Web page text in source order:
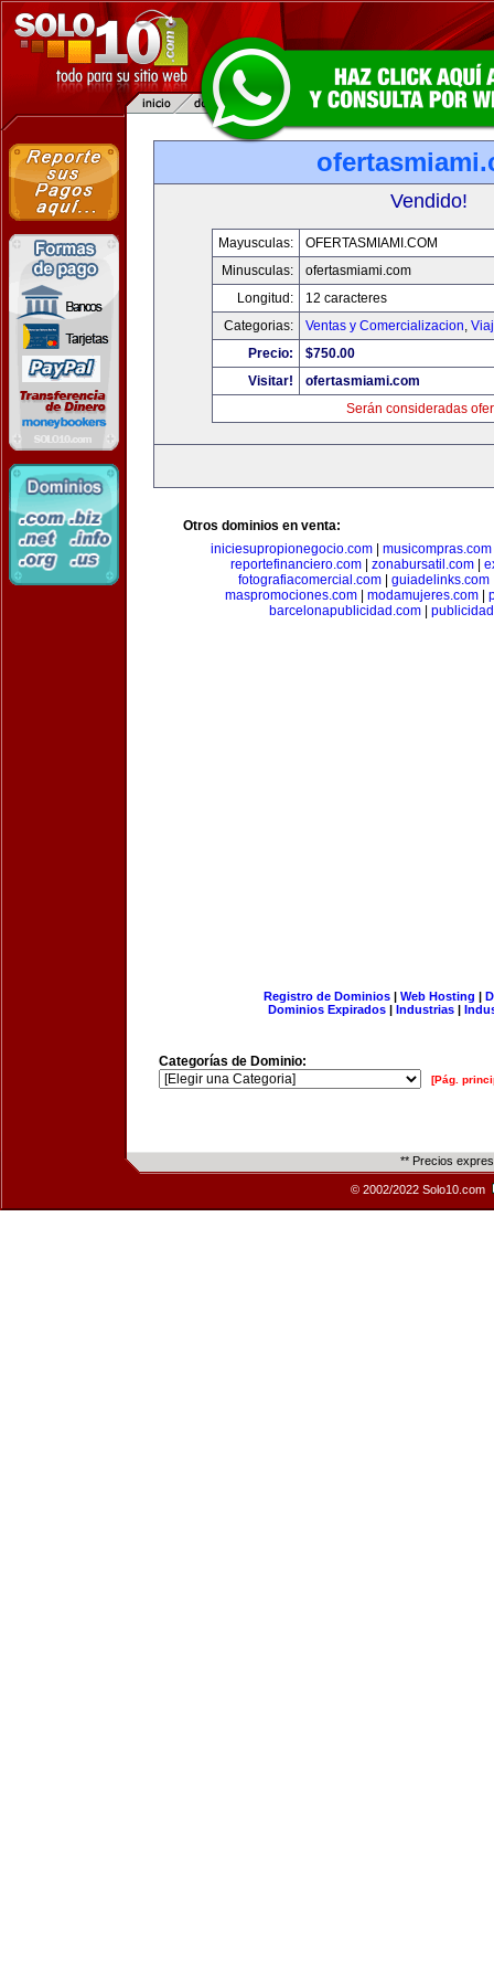
Vendido!
Mayusculas:
OFERTASMIAMI.COM
Minusculas:
ofertasmiami.com
Longitud:
12 caracteres
Categorias:
Ventas y Comercializacion,
Precio:
$750.00
Visitar!
ofertasmiami.com
Serán consideradas
Otros dominios en venta:
iniciesupropionegocio.com
musicompras.com
reportefinanciero.com| zonabursatil.com|
fotografiacomercial.com
guiadelinks.com
maspromociones.com
modamujeres.com
barcelonapublicidad.com|
Registro de Dominios| Web Hosting |
Dominios Expirados | Industrias |
Categorías de Dominio:
[Pág.
** Precios
© 2002/2022 Solo10.com